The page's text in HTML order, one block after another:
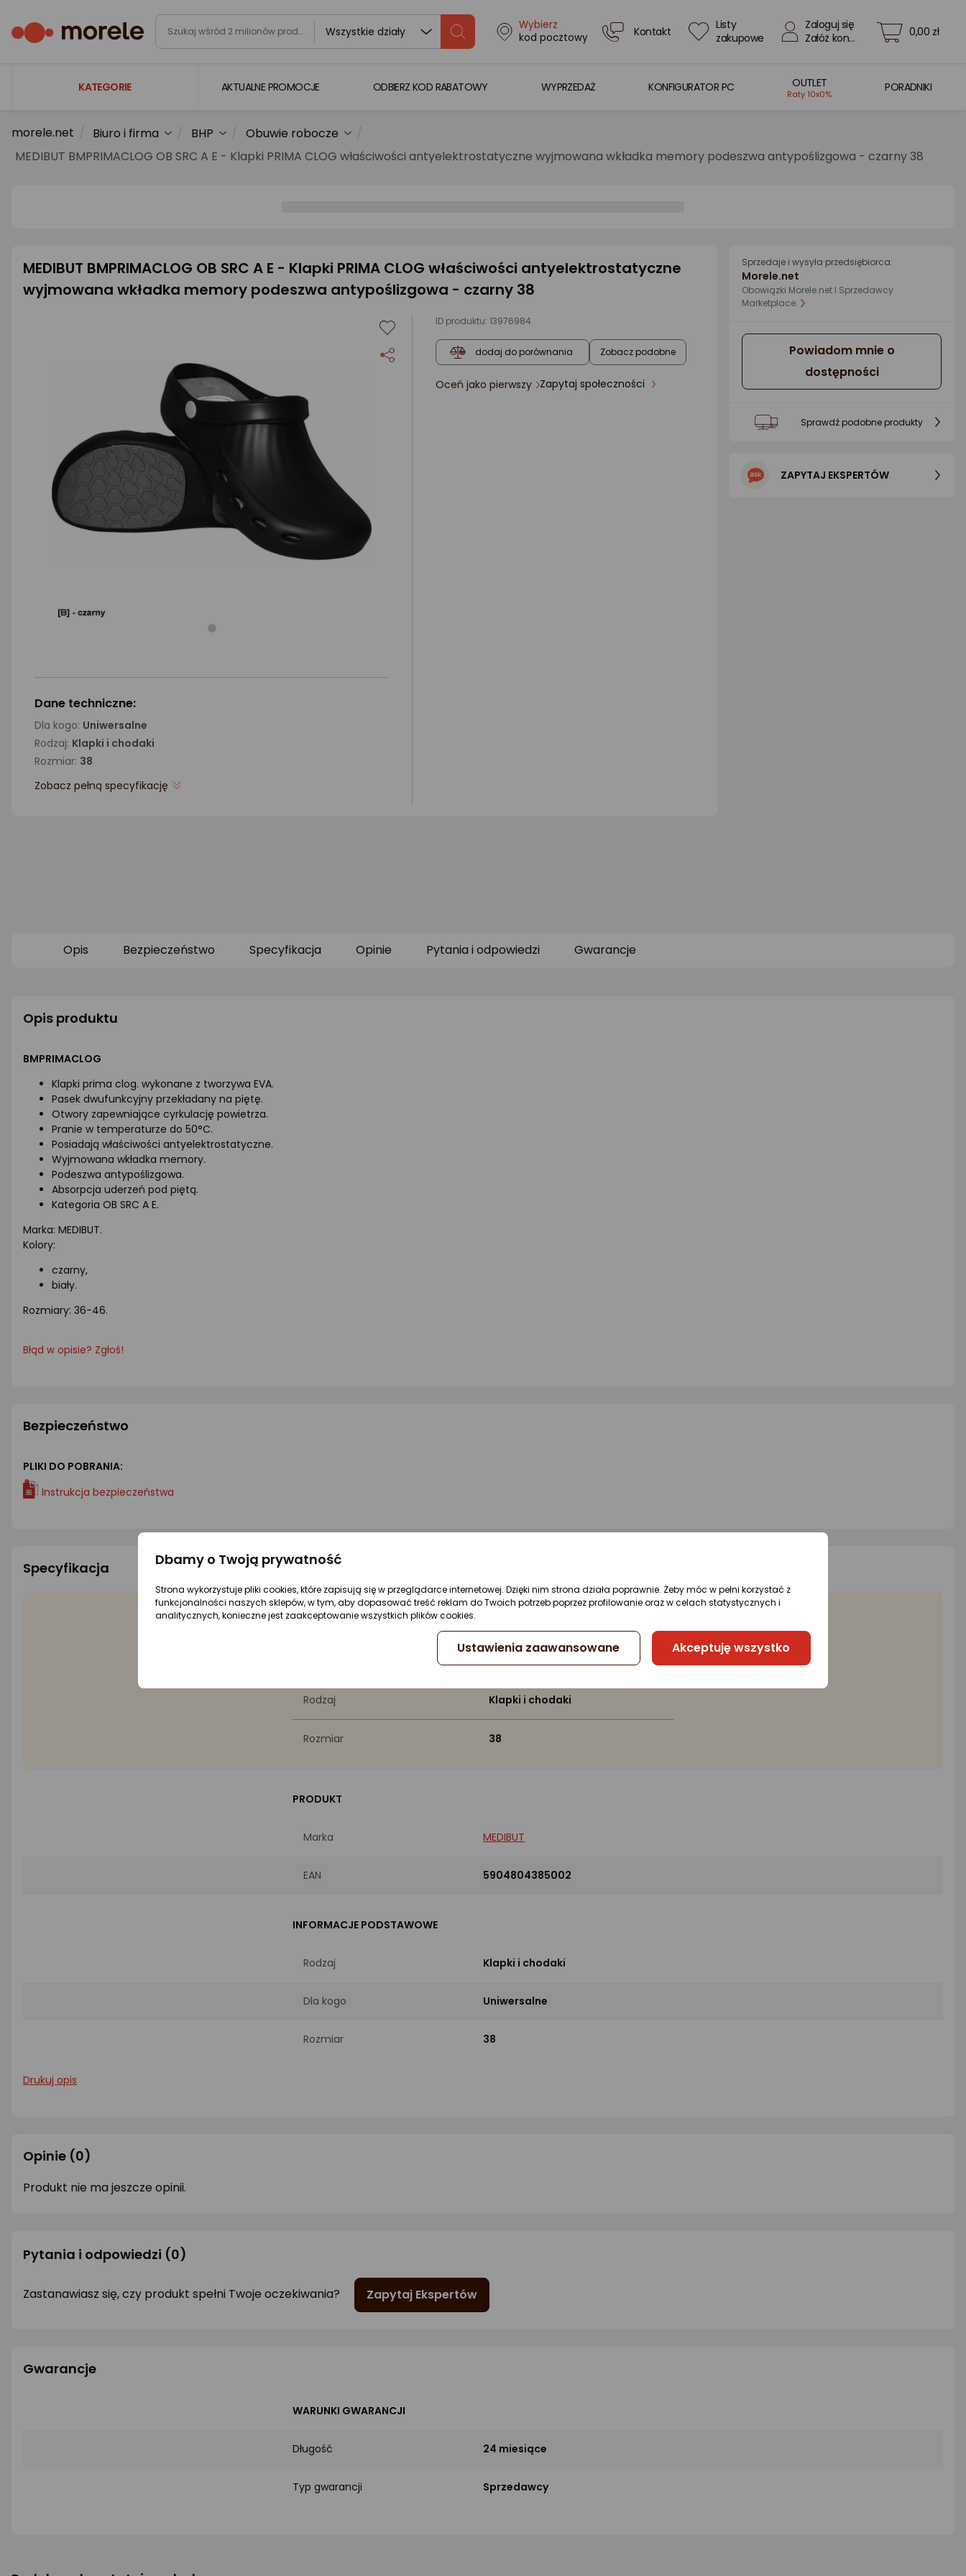
Wszystkie działy
Wybierz
kod pocztowy
Kontakt
Listy
zakupowe
Zaloguj się
Załóż konto
0,00 zł
KATEGORIE
Laptopy
Komputery
Telewizory i audio
Foto i kamery
Zabawki i dziecko
Uroda i zdrowie
Supermarket
Strefa marek
AKTUALNE PROMOCJE ODBIERZ KOD RABATOWY WYPRZEDAŻ KONFIGURATOR PC OUTLET
Raty 10x0%
PORADNIKI
morele.net Biuro i firma BHP
Obuwie robocze
MEDIBUT BMPRIMACLOG OB SRC A E - Klapki PRIMA CLOG właściwości antyelektrostatyczne wyjmowana wkładka memory podeszwa antypoślizgowa - czarny 38
MEDIBUT BMPRIMACLOG OB SRC A E - Klapki PRIMA CLOG właściwości antyelektrostatyczne
wyjmowana wkładka memory podeszwa antypoślizgowa - czarny 38
ID produktu: 13976984
dodaj do porównania Zobacz podobne
ocena
Oceń jako pierwszy Zapytaj społeczności
Dane techniczne:
Dla kogo: Uniwersalne
Rodzaj: Klapki i chodaki
Rozmiar: 38
Zobacz pełną specyfikację
Sprzedaje i wysyła przedsiębiorca:
Morele.net
Obowiązki Morele.net I Sprzedawcy
Marketplace.
Powiadom mnie o
dostępności
Sprawdź podobne produkty
ZAPYTAJ EKSPERTÓW
Opis Bezpieczeństwo Specyfikacja Opinie Pytania i odpowiedzi Gwarancje
Opis produktu
BMPRIMACLOG
Klapki prima clog. wykonane z tworzywa EVA.
Pasek dwufunkcyjny przekładany na piętę.
Otwory zapewniające cyrkulację powietrza.
Pranie w temperaturze do 50°C.
Posiadają właściwości antyelektrostatyczne.
Wyjmowana wkładka memory.
Podeszwa antypoślizgowa.
Absorpcja uderzeń pod piętą.
Kategoria OB SRC A E.
Marka: MEDIBUT.
Kolory:
czarny,
biały.
Rozmiary: 36-46.
Błąd w opisie? Zgłoś!
Bezpieczeństwo
PLIKI DO POBRANIA:
Instrukcja bezpieczeństwa
Specyfikacja
Wyróżnione przez eksperta
Rodzaj Klapki i chodaki
Rozmiar 38
PRODUKT
Marka MEDIBUT
EAN 5904804385002
INFORMACJE PODSTAWOWE
Rodzaj Klapki i chodaki
Dla kogo Uniwersalne
Rozmiar 38
Drukuj opis
Opinie (0)
Produkt nie ma jeszcze opinii.
Pytania i odpowiedzi (0)
Zastanawiasz się, czy produkt spełni Twoje oczekiwania? Zapytaj Ekspertów
Gwarancje
WARUNKI GWARANCJI
Długość 24 miesiące
Typ gwarancji Sprzedawcy
Dbamy o Twoją prywatność
Strona wykorzystuje pliki cookies, które zapisują się w przeglądarce internetowej. Dzięki nim strona działa poprawnie. Żeby móc w pełni korzystać z
funkcjonalności naszych sklepów, w tym, aby dopasować treść reklam do Twoich potrzeb poprzez profilowanie oraz w celach statystycznych i
analitycznych, konieczne jest zaakceptowanie wszystkich plików cookies.
Ustawienia zaawansowane Akceptuję wszystko